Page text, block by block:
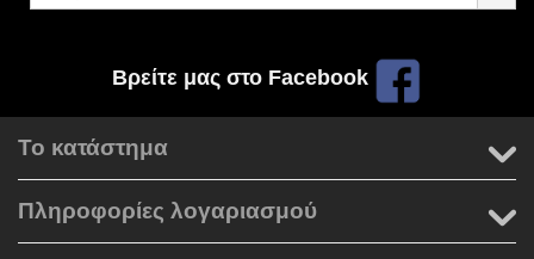
Βρείτε μας στο Facebook
Το κατάστημα
Πληροφορίες λογαριασμού